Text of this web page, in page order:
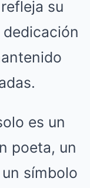
su
es un
poeta, un
símbolo